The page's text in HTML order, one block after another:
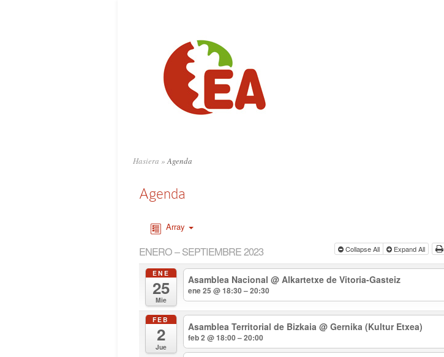
Hasiera »Agenda
Agenda
Array
ENERO – SEPTIEMBRE 2023 Collapse All Expand All
ENE
25
Mie
Asamblea Nacional@ Alkartetxe de Vitoria-Gasteiz
ene 25 @ 18:30 – 20:30
FEB
2
Jue
Asamblea Territorial de Bizkaia@ Gernika (Kultur Etxea)
feb 2 @ 18:00 – 20:00